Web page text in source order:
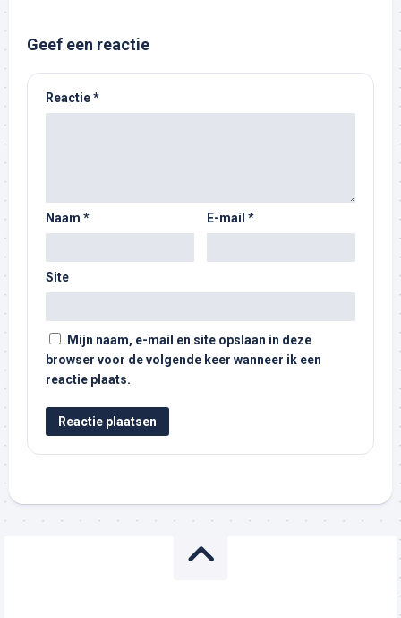
Geef een reactie
Reactie*
Naam * E-mail *
Site
Mijn naam, e-mail en site opslaan in deze
browser voor de volgende keer wanneer ik een
reactie plaats.